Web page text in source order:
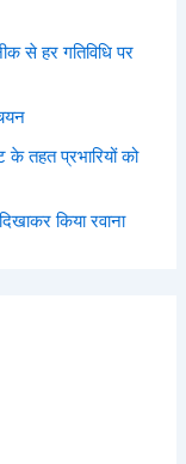
से हर गतिविधि पर
के तहत प्रभारियों को
किया रवाना